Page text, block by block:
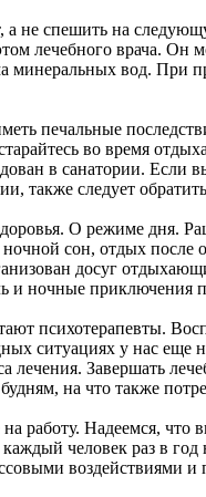
не спешить на
лечебного врача. Он
минеральных вод.
печальные
во время
в санатории. Если
также следует
О режиме дня.
сон, отдых после
досуг
и ночные приключения
психотерапевты.
ситуациях у нас еще
Завершать
на что также
работу. Надеемся,
человек раз в
воздействиями